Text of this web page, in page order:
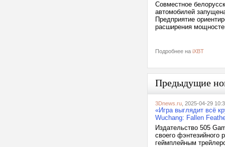
Совместное
автомобилей
Предприятие
расширения
Подробнее на iXBT
Предыдущие
3Dnews.ru , 2025-04-29
«Игра выглядит всё
Wuchang: Fallen
Издательство 505
своего фэнтезийного
геймплейным